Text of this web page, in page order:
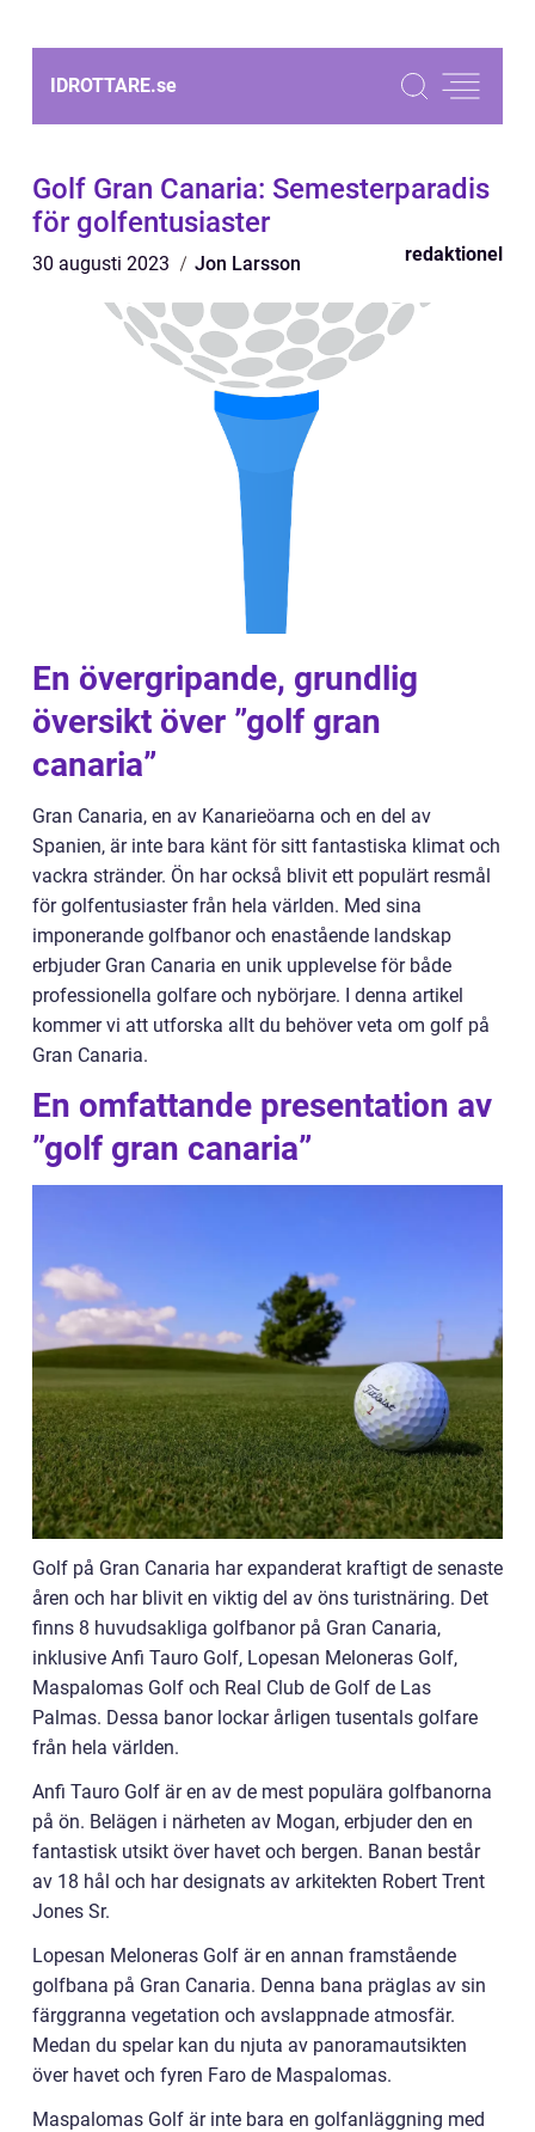
IDROTTARE.se
Golf Gran Canaria: Semesterparadis
för golfentusiaster
30 augusti 2023 Jon Larsson redaktionel
En övergripande, grundlig
översikt över ”golf gran
canaria”
Gran Canaria, en av Kanarieöarna och en del av
Spanien, är inte bara känt för sitt fantastiska klimat och
vackra stränder. Ön har också blivit ett populärt resmål
för golfentusiaster från hela världen. Med sina
imponerande golfbanor och enastående landskap
erbjuder Gran Canaria en unik upplevelse för både
professionella golfare och nybörjare. I denna artikel
kommer vi att utforska allt du behöver veta om golf på
Gran Canaria.
En omfattande presentation av
”golf gran canaria”
Golf på Gran Canaria har expanderat kraftigt de senaste
åren och har blivit en viktig del av öns turistnäring. Det
finns 8 huvudsakliga golfbanor på Gran Canaria,
inklusive Anfi Tauro Golf, Lopesan Meloneras Golf,
Maspalomas Golf och Real Club de Golf de Las
Palmas. Dessa banor lockar årligen tusentals golfare
från hela världen.
Anfi Tauro Golf är en av de mest populära golfbanorna
på ön. Belägen i närheten av Mogan, erbjuder den en
fantastisk utsikt över havet och bergen. Banan består
av 18 hål och har designats av arkitekten Robert Trent
Jones Sr.
Lopesan Meloneras Golf är en annan framstående
golfbana på Gran Canaria. Denna bana präglas av sin
färggranna vegetation och avslappnade atmosfär.
Medan du spelar kan du njuta av panoramautsikten
över havet och fyren Faro de Maspalomas.
Maspalomas Golf är inte bara en golfanläggning med